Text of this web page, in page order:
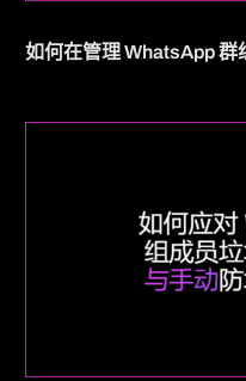
如何在管理 WhatsApp 群